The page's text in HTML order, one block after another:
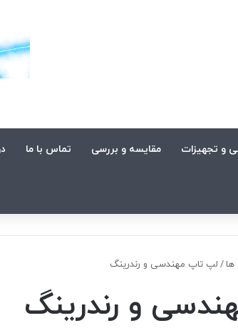
و تجهیزات مقایسه و بررسی تماس با ما
ها / لپ تاپ مهندسی و رندرینگ
و رندرینگ